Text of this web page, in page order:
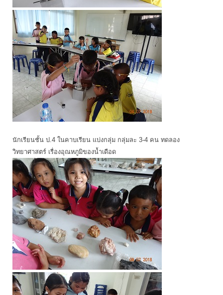
นักเรียนชั้น ป.4 ในคาบเรียน แบ่งกลุ่ม กลุ่มละ 3-4 คน ทดลอง
วิทยาศาสตร์ เรื่องอุณหภูมิของน้ำเดือด